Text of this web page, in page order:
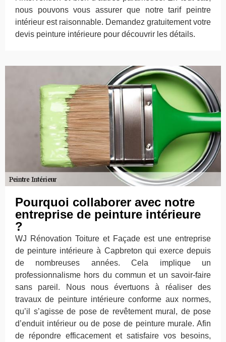
nous pouvons vous assurer que notre tarif peintre
intérieur est raisonnable. Demandez gratuitement votre
devis peinture intérieure pour découvrir les détails.
Pourquoi collaborer avec notre
entreprise de peinture intérieure
?
WJ Rénovation Toiture et Façade est une entreprise
de peinture intérieure à Capbreton qui exerce depuis
de nombreuses années. Cela implique un
professionnalisme hors du commun et un savoir-faire
sans pareil. Nous nous évertuons à réaliser des
travaux de peinture intérieure conforme aux normes,
qu’il s’agisse de pose de revêtement mural, de pose
d’enduit intérieur ou de pose de peinture murale. Afin
de répondre efficacement et satisfaire vos besoins,